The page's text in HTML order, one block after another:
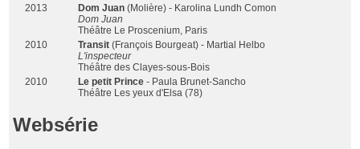
2013
Dom Juan(Molière) - Karolina Lundh Comon
Dom Juan
Théâtre Le Proscenium, Paris
2010
Transit (François Bourgeat) - Martial Helbo
L'inspecteur
Théâtre des Clayes-sous-Bois
2010
Le petit Prince - Paula Brunet-Sancho
Théâtre Les yeux d'Elsa (78)
Websérie